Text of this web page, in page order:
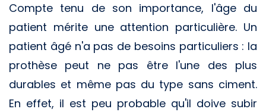
Compte tenu de son importance, l'âge du
patient mérite une attention particulière. Un
patient âgé n'a pas de besoins particuliers : la
prothèse peut ne pas être l'une des plus
durables et même pas du type sans ciment.
En effet, il est peu probable qu'il doive subir